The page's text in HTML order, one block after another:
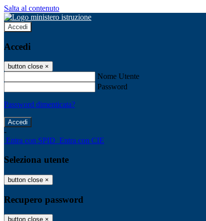
Salta al contenuto
Accedi
Accedi
button close ×
Nome Utente
Password
Password dimenticata?
-
Entra con SPID Entra con CIE
Seleziona utente
button close ×
Recupero password
button close ×